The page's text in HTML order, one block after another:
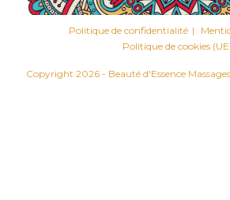
Politique de confidentialité
Politique de cookies
Copyright 2026 - Beauté d'Essence